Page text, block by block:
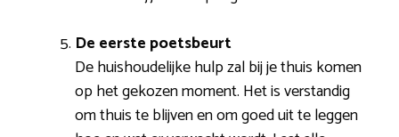
De eerste poetsbeurt
De huishoudelijke hulp zal bij je thuis komen
op het gekozen moment. Het is verstandig
om thuis te blijven en om goed uit te leggen